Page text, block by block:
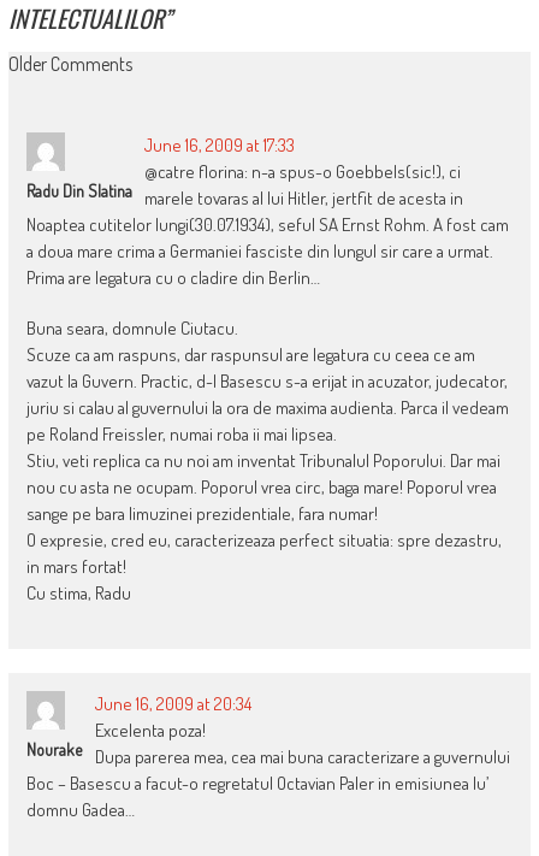
INTELECTUALILOR”
COMMENT
Older Comments
Radu Din Slatina
June 16, 2009 at 17:33
@catre florina: n-a spus-o Goebbels(sic!), ci
marele tovaras al lui Hitler, jertfit de acesta in
Noaptea cutitelor lungi(30.07.1934), seful SA Ernst Rohm. A fost cam
a doua mare crima a Germaniei fasciste din lungul sir care a urmat.
Prima are legatura cu o cladire din Berlin…
Buna seara, domnule Ciutacu.
Scuze ca am raspuns, dar raspunsul are legatura cu ceea ce am
vazut la Guvern. Practic, d-l Basescu s-a erijat in acuzator, judecator,
juriu si calau al guvernului la ora de maxima audienta. Parca il vedeam
pe Roland Freissler, numai roba ii mai lipsea.
Stiu, veti replica ca nu noi am inventat Tribunalul Poporului. Dar mai
nou cu asta ne ocupam. Poporul vrea circ, baga mare! Poporul vrea
sange pe bara limuzinei prezidentiale, fara numar!
O expresie, cred eu, caracterizeaza perfect situatia: spre dezastru,
in mars fortat!
Cu stima, Radu
Nourake
June 16, 2009 at 20:34
Excelenta poza!
Dupa parerea mea, cea mai buna caracterizare a guvernului
Boc – Basescu a facut-o regretatul Octavian Paler in emisiunea lu’
domnu Gadea…